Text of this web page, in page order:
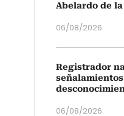
Abelardo de
06/08/2026
Registrador
06/08/2026